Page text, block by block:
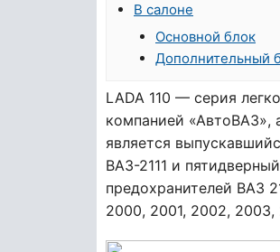
В салоне
Основной блок
Дополнительный
LADA 110 — серия
компанией «АвтоВАЗ»,
является
ВАЗ-2111 и
предохранителей ВАЗ
2000, 2001, 2002, 2003,